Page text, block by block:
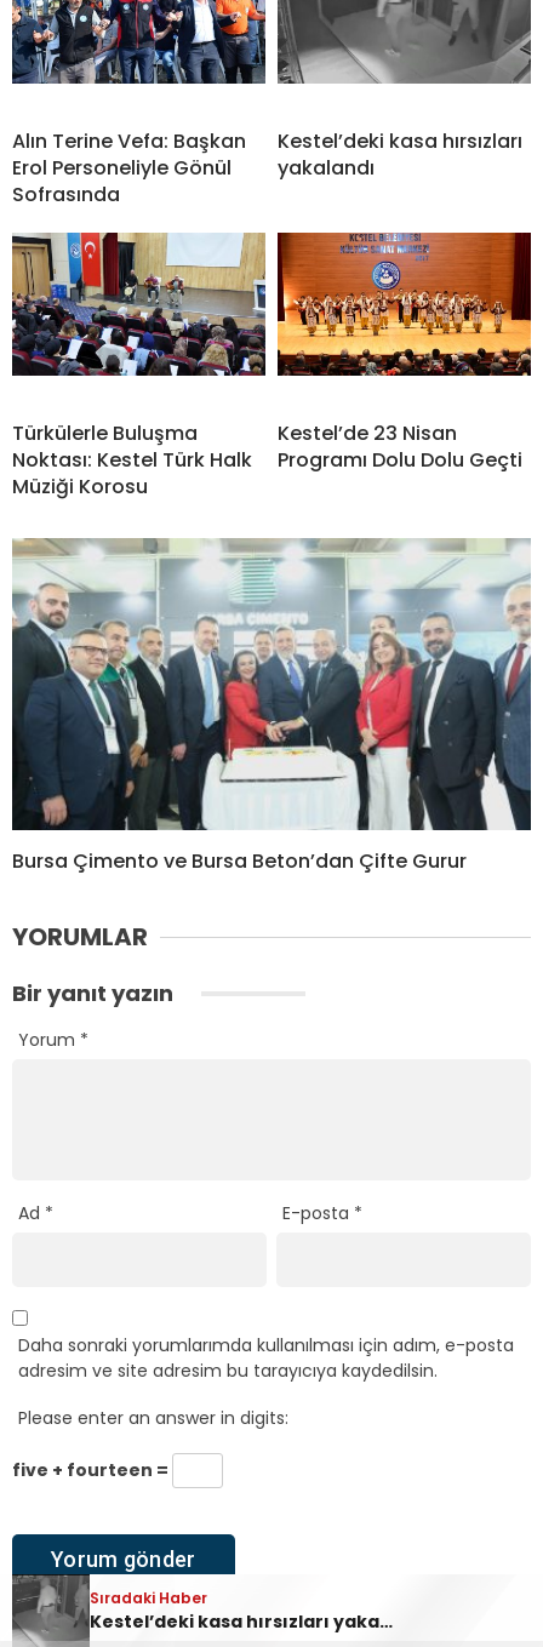
Sıradaki Haber
Ankara Yolu Babasultan Mevkii’nde Korkutan Tır Yangını
Alın Terine Vefa: Başkan
Erol Personeliyle Gönül
Sofrasında
Kestel’deki kasa hırsızları
yakalandı
Türkülerle Buluşma
Noktası: Kestel Türk Halk
Müziği Korosu
Kestel’de 23 Nisan
Programı Dolu Dolu Geçti
Bursa Çimento ve Bursa Beton’dan Çifte Gurur
YORUMLAR
Bir yanıt yazın
Yorum *
Ad * E-posta *
Daha sonraki yorumlarımda kullanılması için adım, e-posta
adresim ve site adresim bu tarayıcıya kaydedilsin.
Please enter an answer in digits:
five + fourteen =
Sıradaki Haber
Kestel’deki kasa hırsızları yakalandı